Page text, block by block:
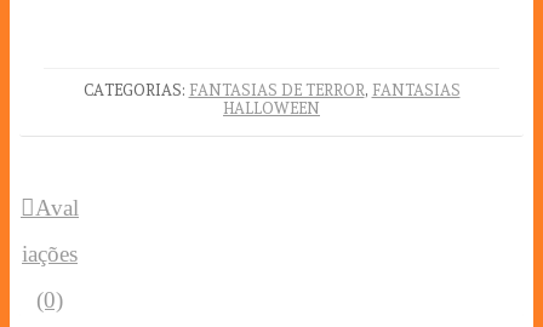
CATEGORIAS: FANTASIAS DE TERROR, FANTASIAS
HALLOWEEN
Aval
iações
(0)